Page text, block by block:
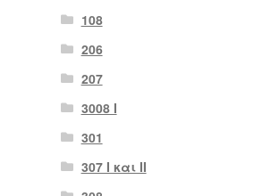
108
206
207
3008 Ι
301
307 I και II